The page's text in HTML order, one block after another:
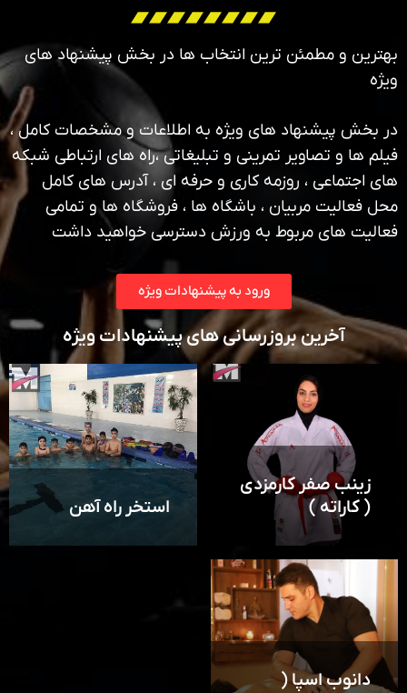
بهترین و مطمئن ترین انتخاب ها در بخش پیشنهاد های
ویژه
در بخش پیشنهاد های ویژه به اطلاعات و مشخصات کامل ،
فیلم ها و تصاویر تمرینی و تبلیغاتی ،راه های ارتباطی شبکه
های اجتماعی ، روزمه کاری و حرفه ای ، آدرس های کامل
محل فعالیت مربیان ، باشگاه ها ، فروشگاه ها و تمامی
فعالیت های مربوط به ورزش دسترسی خواهید داشت
ورود به پیشنهادات ویژه
آخرین بروزرسانی های پیشنهادات ویژه
زینب صفر کارمزدی
( کاراته )
استخر راه آهن
دانوب اسپا (